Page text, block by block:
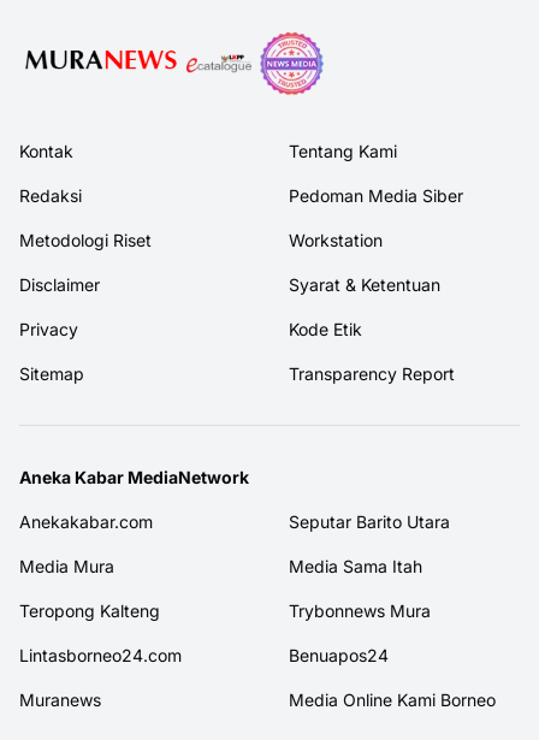
Kontak Tentang Kami
Redaksi Pedoman Media Siber
Metodologi Riset Workstation
Disclaimer Syarat & Ketentuan
Privacy Kode Etik
Sitemap Transparency Report
Aneka Kabar MediaNetwork
Anekakabar.com Seputar Barito Utara
Media Mura Media Sama Itah
Teropong Kalteng Trybonnews Mura
Lintasborneo24.com Benuapos24
Muranews Media Online Kami Borneo